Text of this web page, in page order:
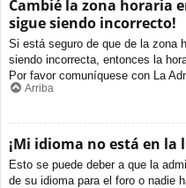
Cambié la zona horaria
sigue siendo incorrecto!
Si está seguro de que de la zona
siendo incorrecta, entonces la
Por favor comuníquese con La
Arriba
¡Mi idioma no está en la
Esto se puede deber a que la
de su idioma para el foro o nadie